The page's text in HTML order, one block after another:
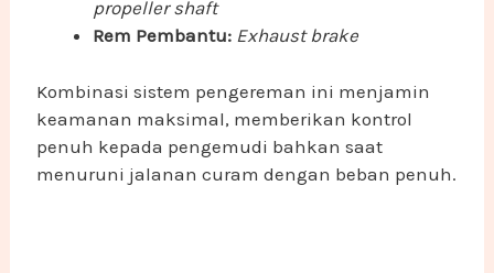
propeller shaft
Rem Pembantu: Exhaust brake
Kombinasi sistem pengereman ini menjamin
keamanan maksimal, memberikan kontrol
penuh kepada pengemudi bahkan saat
menuruni jalanan curam dengan beban penuh.